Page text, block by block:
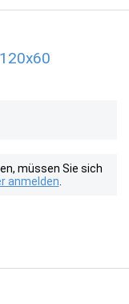
müssen Sie sich
anmelden